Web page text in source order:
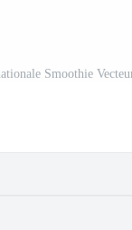
Smoothie